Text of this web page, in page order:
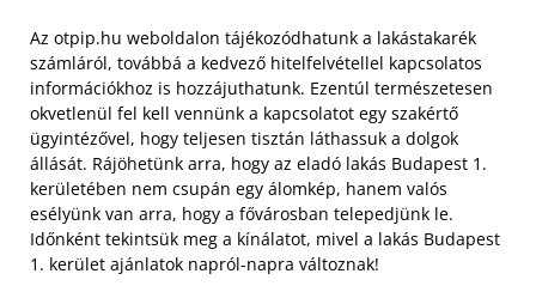
Az otpip.hu weboldalon tájékozódhatunk a lakástakarék
számláról, továbbá a kedvező hitelfelvétellel kapcsolatos
információkhoz is hozzájuthatunk. Ezentúl természetesen
okvetlenül fel kell vennünk a kapcsolatot egy szakértő
ügyintézővel, hogy teljesen tisztán láthassuk a dolgok
állását. Rájöhetünk arra, hogy az eladó lakás Budapest 1.
kerületében nem csupán egy álomkép, hanem valós
esélyünk van arra, hogy a fővárosban telepedjünk le.
Időnként tekintsük meg a kínálatot, mivel a lakás Budapest
1. kerület ajánlatok napról-napra változnak!